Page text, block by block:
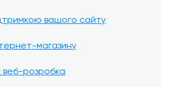
вашого сайту
магазину
веб-розробка